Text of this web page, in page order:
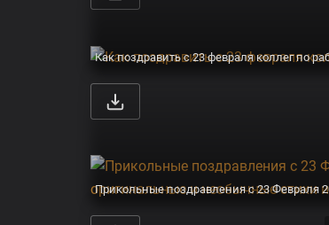
Как поздравить с 23 февраля коллег по